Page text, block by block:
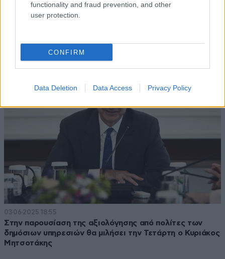
functionality and fraud prevention, and other
user protection.
CONFIRM
Data Deletion Data Access Privacy Policy
για τη δημοκρατία της ΕΕ»
03·06·2025 18:55
Στην παρουσίαση της αξιολόγησης από πολίτες των
δημόσιων υπηρεσιών θα μιλήσει την Τετάρτη ο Κυριάκος
Μητσοτάκης